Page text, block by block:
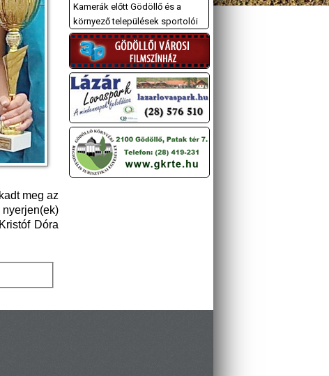
meg az
Dóra
Kamerák előtt Gödöllő és a
környező települések sportolói